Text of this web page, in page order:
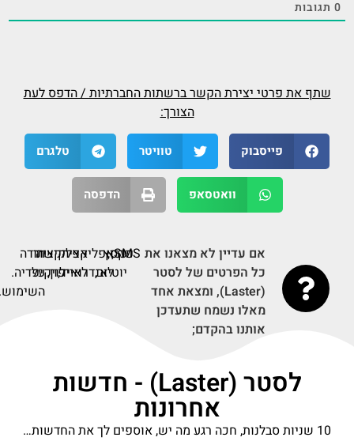
0תגובות
שתף את פרטי יצירת הקשר ברשתות החברתיות / הדפס לעת
הצורך:
פייסבוק טוויטר טלגרם
וואטסאפ הדפסה
אם עדיין לא מצאנו את
כל הפרטים של לסטר
(Laster), ומצאת אחד
מאלו נשמח שתעדכן
אותנו בהקדם;
SMS,
פקס,
ערוץ
יוטיוב,
אפליקציה
לאנדרואיד,
אפליקציה
לאייפון,
קישור
לויקיפדיה.
תודה
על
השימוש.
לסטר (Laster) - חדשות
אחרונות
10 שניות סבלנות, חכה רגע מה יש, אוספים לך את החדשות…